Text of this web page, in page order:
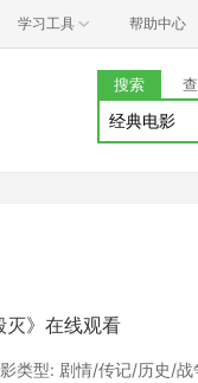
学习工具 帮助中心
搜索
灭》在线观看
/战争 官方网站: 制片国家: 德国/意大利/奥地利 影